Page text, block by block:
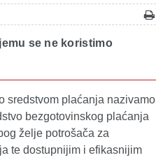
se ne koristimo
sredstvom plaćanja nazivamo
bezgotovinskog plaćanja
želje potrošača za
te dostupnijim i efikasnijim